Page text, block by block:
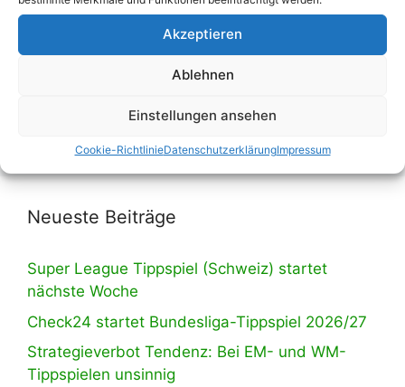
Akzeptieren
Ablehnen
Einstellungen ansehen
Cookie-RichtlinieDatenschutzerklärungImpressum
Wir haben umgebaut! Eine Liste mit all
unseren Tippspielen findest du ab sofort auf
über die Navigation.
Neueste Beiträge
Super League Tippspiel (Schweiz) startet
nächste Woche
Check24 startet Bundesliga-Tippspiel 2026/27
Strategieverbot Tendenz: Bei EM- und WM-
Tippspielen unsinnig